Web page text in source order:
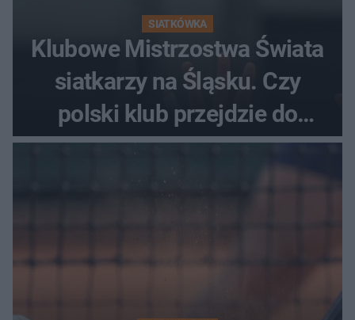
SIATKÓWKA
Klubowe Mistrzostwa Świata
siatkarzy na Śląsku. Czy
polski klub przejdzie do
historii